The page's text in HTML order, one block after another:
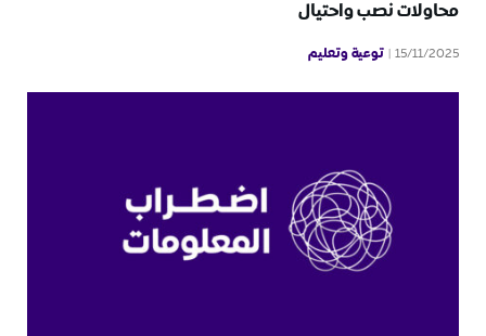
محاولات نصب واحتيال
15/11/2025 توعية وتعليم